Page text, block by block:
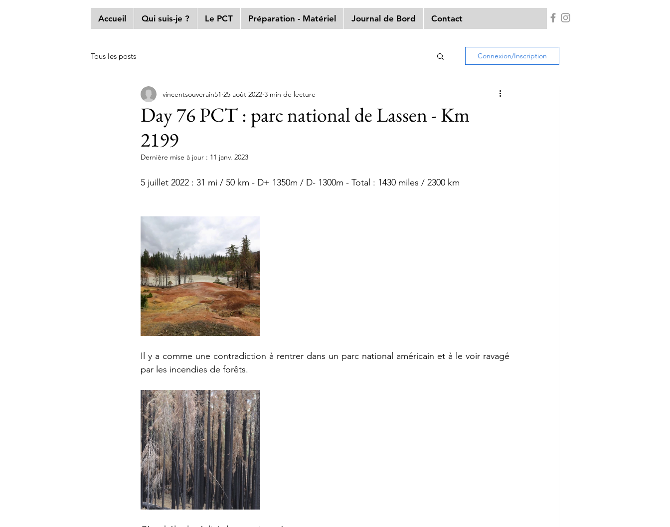
Accueil Qui suis-je ? Le PCT Préparation - Matériel Journal de Bord Contact
Tous les posts Connexion/Inscription
Day 76 PCT : parc national de Lassen - Km
2199
vincentsouverain51 25 août 2022 3 min de lecture
Dernière mise à jour : 11 janv. 2023
5 juillet 2022 : 31 mi / 50 km - D+ 1350m / D- 1300m - Total : 1430 miles / 2300 km
Il y a comme une contradiction à rentrer dans un parc national américain et à le voir ravagé
par les incendies de forêts.